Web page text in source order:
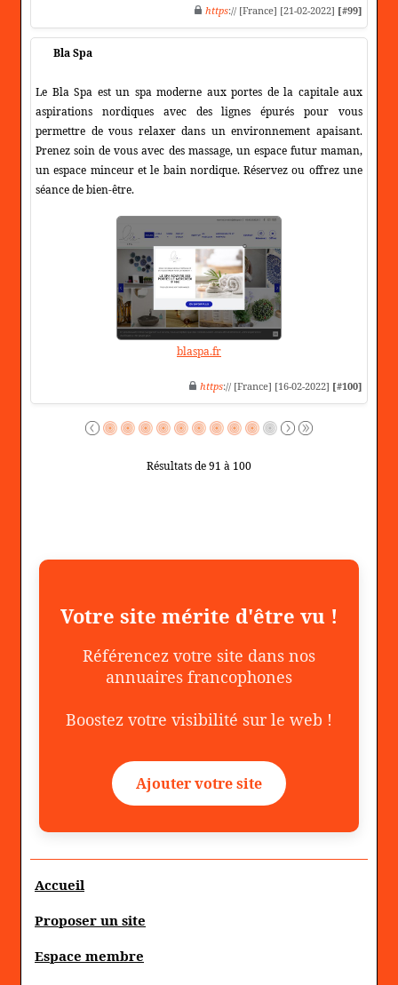
https:// [France] [21-02-2022] [#99]
Bla Spa
Le Bla Spa est un spa moderne aux portes de la capitale aux
aspirations nordiques avec des lignes épurés pour vous
permettre de vous relaxer dans un environnement apaisant.
Prenez soin de vous avec des massage, un espace futur maman,
un espace minceur et le bain nordique. Réservez ou offrez une
séance de bien-être.
blaspa.fr
https:// [France] [16-02-2022] [#100]
Résultats de 91 à 100
Votre site mérite d'être vu !
Référencez votre site dans nos
annuaires francophones
Boostez votre visibilité sur le web !
Ajouter votre site
Accueil
Proposer un site
Espace membre